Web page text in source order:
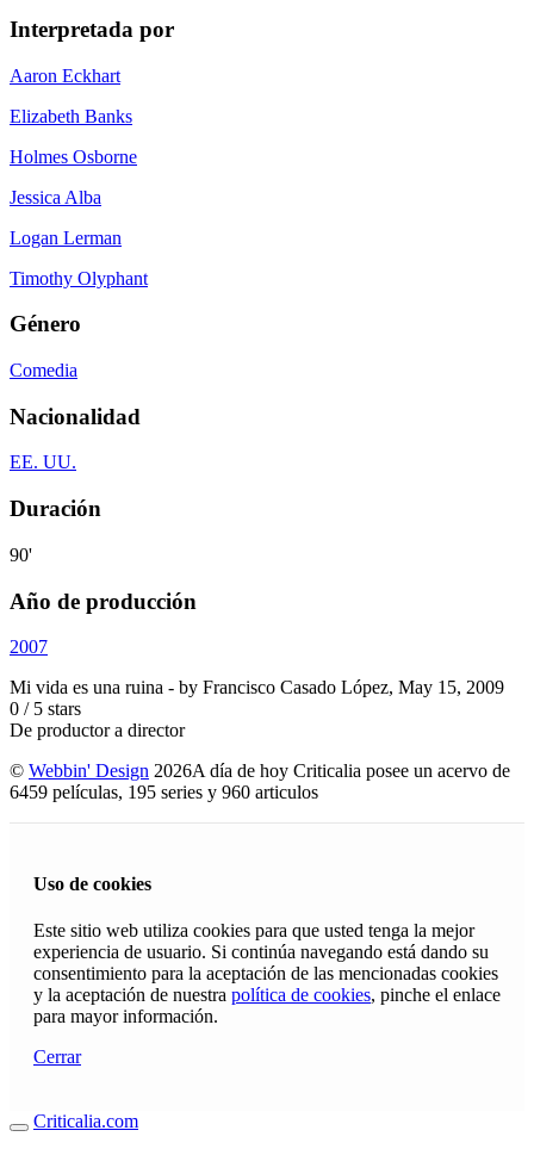
Interpretada por
Aaron Eckhart
Elizabeth Banks
Holmes Osborne
Jessica Alba
Logan Lerman
Timothy Olyphant
Género
Comedia
Nacionalidad
EE. UU.
Duración
90'
Año de producción
2007
Mi vida es una ruina - by Francisco Casado López, May 15, 2009
0 / 5 stars
De productor a director
© Webbin' Design 2026A día de hoy Criticalia posee un acervo de
6459 películas, 195 series y 960 articulos
Uso de cookies
Este sitio web utiliza cookies para que usted tenga la mejor
experiencia de usuario. Si continúa navegando está dando su
consentimiento para la aceptación de las mencionadas cookies
y la aceptación de nuestra política de cookies, pinche el enlace
para mayor información.
Cerrar
Criticalia.com